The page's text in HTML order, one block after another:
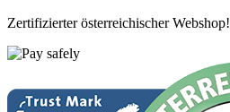
Zertifizierter österreichischer Webshop!